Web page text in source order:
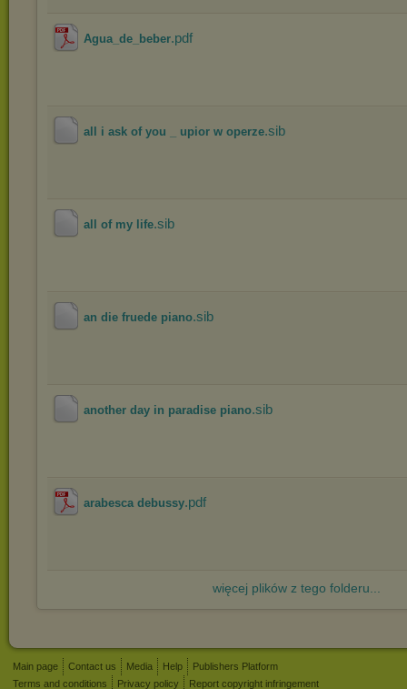
Agua_de_beber.pdf
all i ask of you _ upior w operze.sib
all of my life.sib
an die fruede piano.sib
another day in paradise piano.sib
arabesca debussy.pdf
więcej plików z tego folderu...
Main page Contact us Media Help
Publishers Platform
Terms and conditions
Privacy policy Report copyright infringement